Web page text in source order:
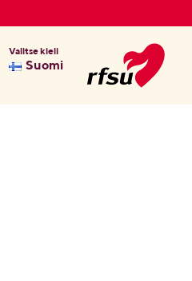
Valitse kieli
Suomi